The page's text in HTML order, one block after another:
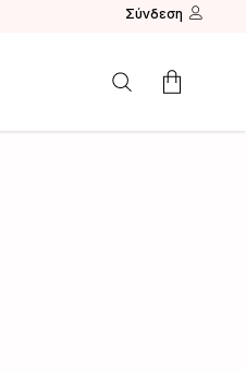
Σύνδεση